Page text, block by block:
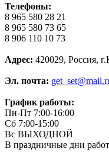
Телефоны:
8 965 580 28 21
8 965 580 73 65
8 906 110 10 73
Адрес: 420029, Россия,
Эл. почта:
График работы:
Пн-Пт 7:00-16:00
Сб 7:00-15:00
Вс ВЫХОДНОЙ
В праздничные дни